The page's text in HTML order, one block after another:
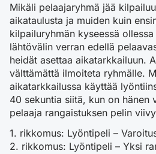
Mikäli pelaajaryhmä jää
aikataulusta ja muiden kuin
kilpailuryhmän kyseessä
lähtövälin verran edellä
heidät asettaa aikatarkkailuun.
välttämättä ilmoiteta ryhmälle.
aikatarkkailussa käyttää
40 sekuntia siitä, kun on hänen
pelaaja rangaistuksen pelin
1. rikkomus: Lyöntipeli –
2. rikkomus: Lyöntipeli – Yksi